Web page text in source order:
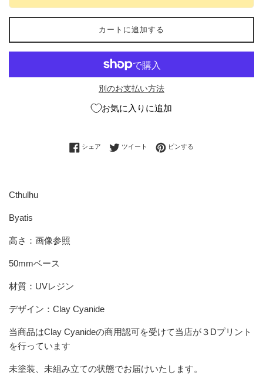
カートに追加する
別のお支払い方法
お気に入りに追加
シェア Facebookでシェアする
ツイート Twitterに投稿する
ピンする
Cthulhu
Byatis
高さ：画像参照
50mmベース
材質：UVレジン
デザイン：Clay Cyanide
当商品はClay Cyanideの商用認可を受けて当店が３Dプリント
を行っています
未塗装、未組み立ての状態でお届けいたします。